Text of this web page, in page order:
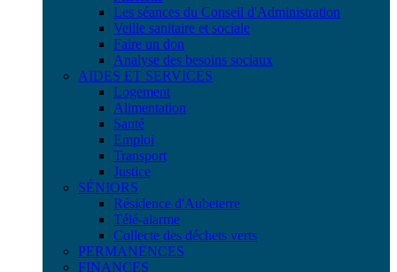
Les séances du Conseil d'Administration
Veille sanitaire et sociale
Faire un don
Analyse des besoins sociaux
AIDES ET SERVICES
Logement
Alimentation
Santé
Emploi
Transport
Justice
SÉNIORS
Résidence d'Aubeterre
Télé-alarme
Collecte des déchets verts
PERMANENCES
FINANCES